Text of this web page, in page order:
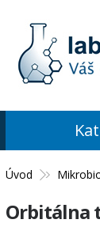
Úvod
Orbitálna